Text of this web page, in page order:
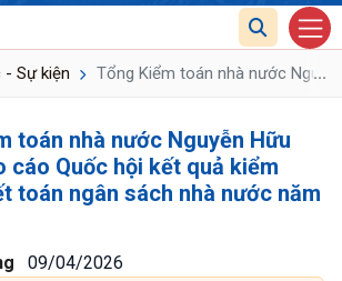
Sự kiện Tổng Kiểm toán nhà nước ...
toán nhà nước Nguyễn Hữu
cáo Quốc hội kết quả kiểm
toán ngân sách nhà nước năm
09/04/2026